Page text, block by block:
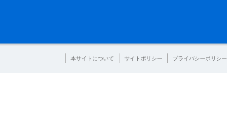
本サイトについて サイトポリシー プライバシーポリシー